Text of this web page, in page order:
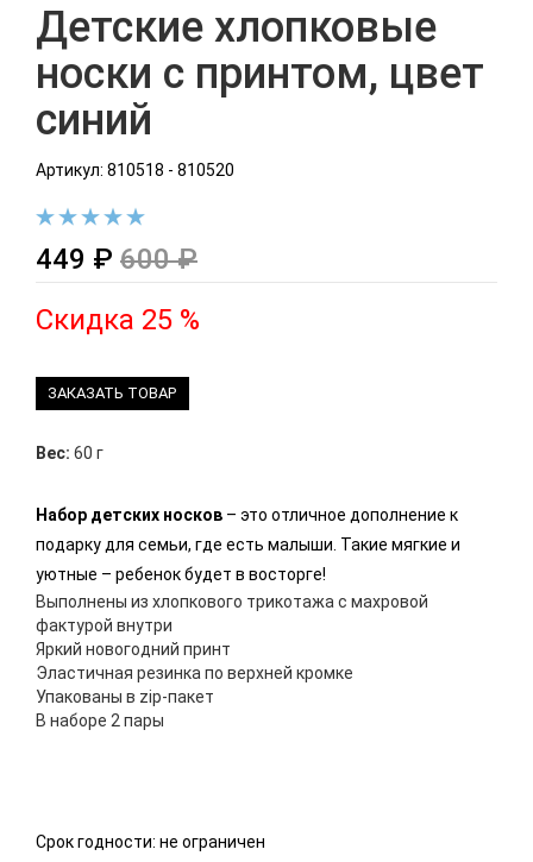
Детские хлопковые
носки с принтом, цвет
синий
Артикул: 810518 - 810520
449 ₽ 600 ₽
Скидка 25 %
ЗАКАЗАТЬ ТОВАР
Вес: 60 г
Набор детских носков – это отличное дополнение к
подарку для семьи, где есть малыши. Такие мягкие и
уютные – ребенок будет в восторге!
Выполнены из хлопкового трикотажа с махровой
фактурой внутри
Яркий новогодний принт
Эластичная резинка по верхней кромке
Упакованы в zip-пакет
В наборе 2 пары
Срок годности: не ограничен